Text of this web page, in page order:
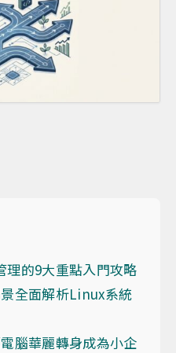
的9大重點入門攻略
全面解析Linux系統
腦華麗轉身成為小企